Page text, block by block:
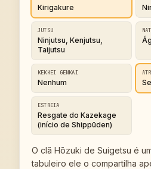
Kirigakure
JUTSU
Ninjutsu, Kenjutsu,
Taijutsu
KEKKEI GENKAI
Nenhum
ESTREIA
Resgate do Kazekage
(início de Shippūden)
O clã Hōzuki de Suigetsu é
tabuleiro ele o compartilha